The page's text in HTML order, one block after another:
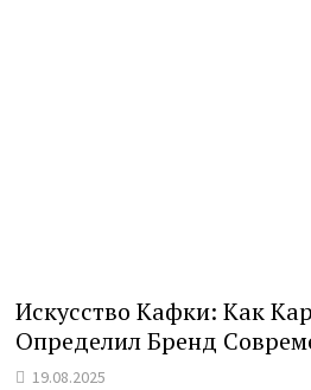
Искусство Кафки: Как
Определил Бренд
19.08.2025